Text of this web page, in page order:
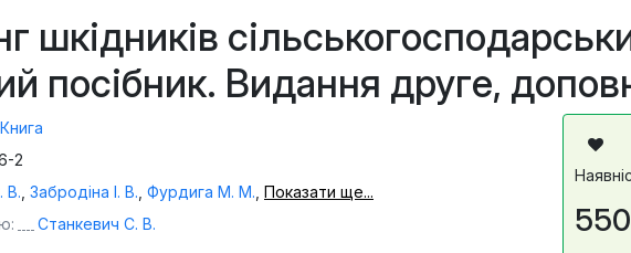
шкідників
посібник. Видання друге,
2
В. Забродіна І. В. Фурдига М. М. Показати ще...
Станкевич С. В.